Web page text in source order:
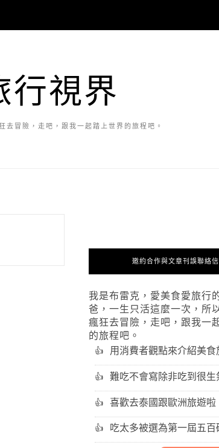
行視界
冒險，走吧，跟我一起踏上世界的旅程吧。
邀約合作與文章刊誤聯絡
我是布雷克，愛美食愛旅行
爸，一生只活這麼一次，所
瘋狂去冒險，走吧，跟我一
的旅程吧。
用消費者觀點來介紹美食
難吃不會寫除非吃到很生
喜歡去泰國跟歐洲旅遊啦
吃太多被選為第一屆五百